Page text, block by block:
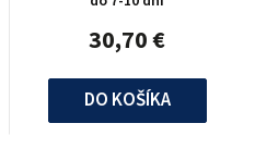
30,70 €
DO KOŠÍKA